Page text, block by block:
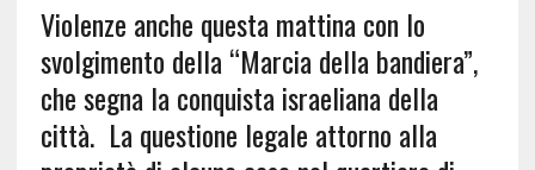
Violenze anche questa mattina con lo
svolgimento della “Marcia della bandiera”,
che segna la conquista israeliana della
città. La questione legale attorno alla